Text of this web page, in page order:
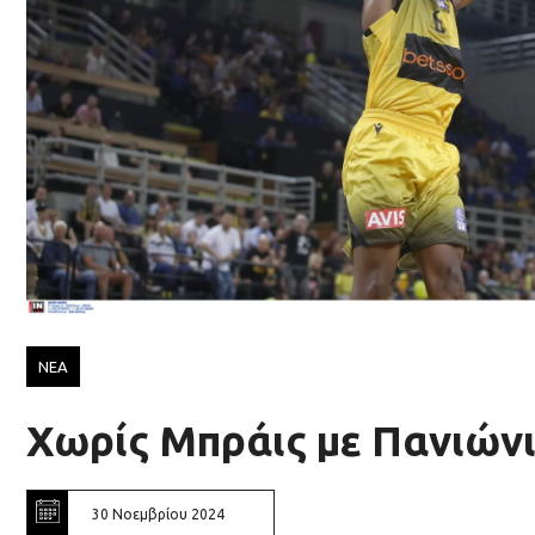
ΝΕΑ
Χωρίς Μπράις με
30 Νοεμβρίου 2024